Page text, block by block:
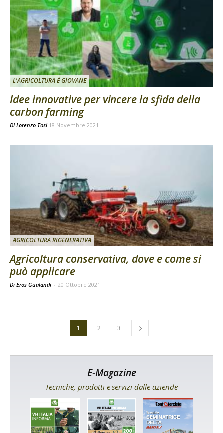
L'AGRICOLTURA È GIOVANE
Idee innovative per vincere la sfida della
carbon farming
Di Lorenzo Tosi 18 Novembre 2021
AGRICOLTURA RIGENERATIVA
Agricoltura conservativa, dove e come si
può applicare
Di Eros Gualandi - 20 Ottobre 2021
1 2 3
E-Magazine
Tecniche, prodotti e servizi dalle aziende